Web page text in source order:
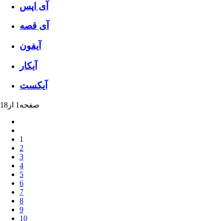
آی اپس
آی قصه
آیفون
آیکار
آیکست
صفحه1 از18
1
2
3
4
5
6
7
8
9
10